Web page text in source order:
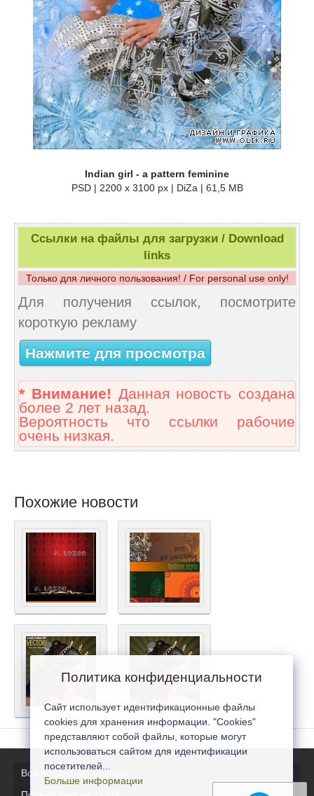
Indian girl - a pattern feminine
PSD | 2200 x 3100 px | DiZa | 61,5 MB
Ссылки на файлы для загрузки / Download
links
Только для личного пользования! / For personal use only!
Для получения ссылок, посмотрите
короткую рекламу
Нажмите для просмотра
* Внимание! Данная новость создана
более 2 лет назад.
Вероятность что ссылки рабочие
очень низкая.
Похожие новости
Все последние новости
Политика конфиденциальности
Сайт использует идентификационные файлы
cookies для хранения информации. "Cookies"
представляют собой файлы, которые могут
использоваться сайтом для идентификации
посетителей...
Больше информации